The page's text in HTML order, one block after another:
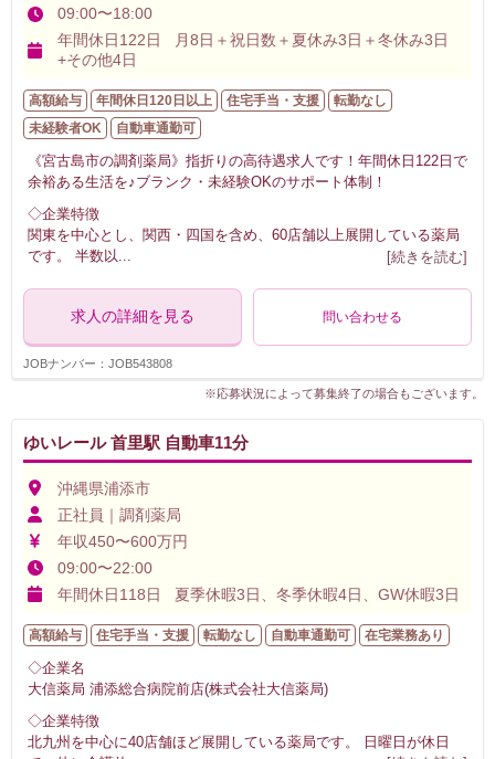
09:00〜18:00
年間休日122日 月8日＋祝日数＋夏休み3日＋冬休み3日
+その他4日
高額給与 年間休日120日以上 住宅手当・支援
転勤なし
未経験者OK
自動車通勤可
《宮古島市の調剤薬局》指折りの高待遇求人です！年間休日122日で
余裕ある生活を♪ブランク・未経験OKのサポート体制！
◇企業特徴
関東を中心とし、関西・四国を含め、60店舗以上展開している薬局
です。 半数以... [続きを読む]
求人の詳細を見る 問い合わせる
JOBナンバー：JOB543808
※応募状況によって募集終了の場合もございます。
ゆいレール 首里駅 自動車11分
沖縄県浦添市
正社員｜調剤薬局
年収450〜600万円
09:00〜22:00
年間休日118日 夏季休暇3日、冬季休暇4日、GW休暇3日
高額給与 住宅手当・支援 転勤なし 自動車通勤可 在宅業務あり
◇企業名
大信薬局 浦添総合病院前店(株式会社大信薬局)
◇企業特徴
北九州を中心に40店舗ほど展開している薬局です。 日曜日が休日